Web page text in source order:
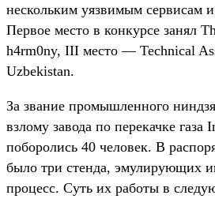
нескольким уязвимым сервисам
Первое место в конкурсе занял
h4rm0ny, III место — Technical
Uzbekistan.
За звание промышленного
взлому завода по перекачке газа
поборолись 40 человек. В
было три стенда, эмулирующих
процесс. Суть их работы в